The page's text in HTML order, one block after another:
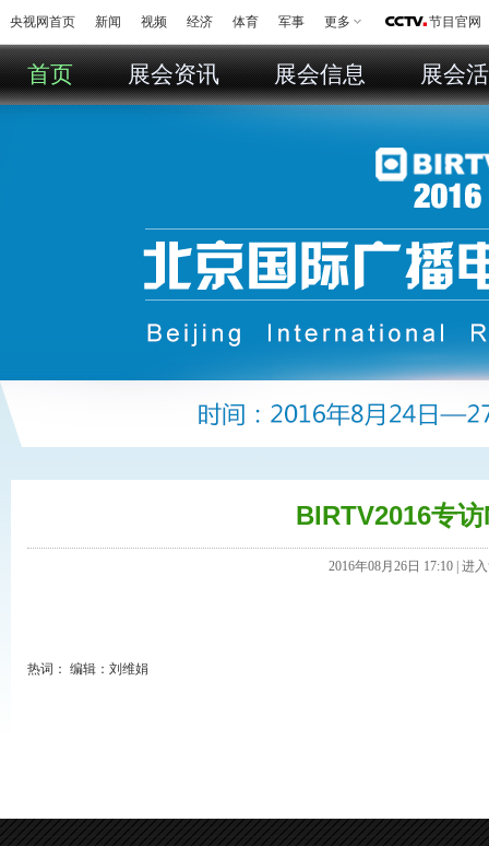
央视网首页 新闻 视频 经济 体育 军事 更多 节目官网
首页 展会资讯 展会信息 展会
BIRTV2016专
2016年08月26日 17:10 |进
热词： 编辑：刘维娟